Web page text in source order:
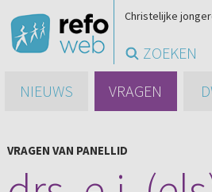
Christelijke
ZOEKEN
NIEUWS
VRAGEN
VRAGEN VAN PANELLID